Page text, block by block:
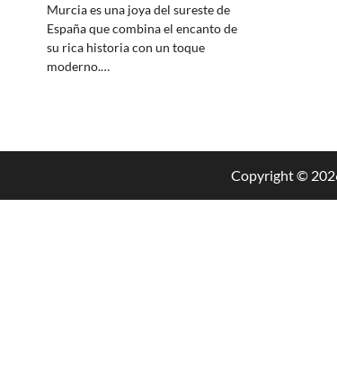
Murcia es una joya del sureste de
España que combina el encanto de
su rica historia con un toque
moderno.…
Copyright ©